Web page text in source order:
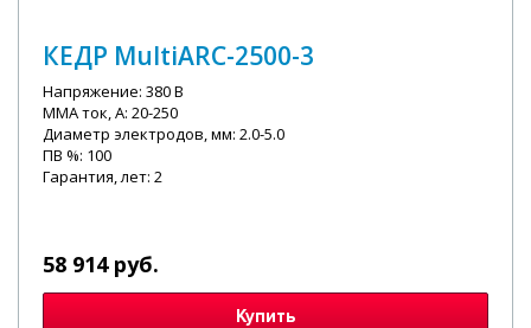
КЕДР MultiARC-2500-3
Напряжение: 380 В
MMA ток, А: 20-250
Диаметр электродов, мм: 2.0-5.0
ПВ %: 100
Гарантия, лет: 2
58 914 руб.
Купить